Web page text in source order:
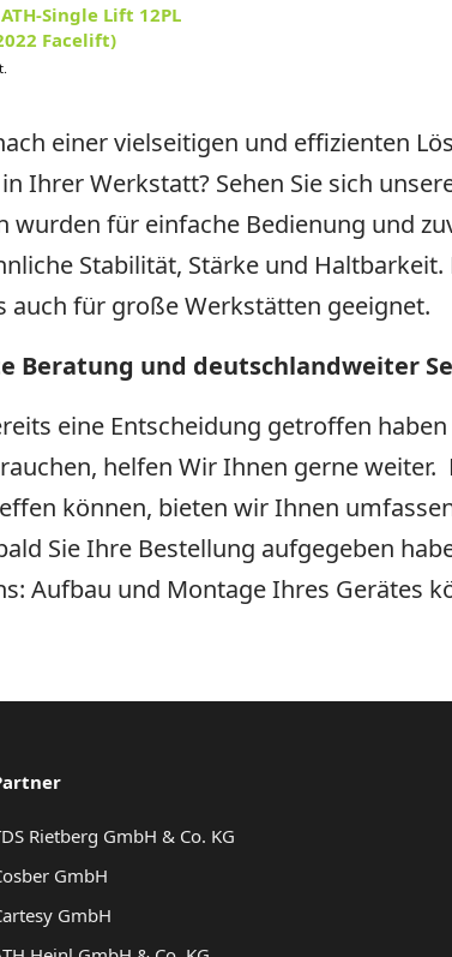
Single Lift 12PL
Facelift)
einer vielseitigen und effizienten
Ihrer Werkstatt? Sehen Sie sich
wurden für einfache Bedienung und
Stabilität, Stärke und
auch für große Werkstätten geeignet.
Beratung und deutschlandweiter
eine Entscheidung getroffen
helfen Wir Ihnen gerne
können, bieten wir Ihnen
Sie Ihre Bestellung aufgegeben
Aufbau und Montage Ihres Gerätes
Rietberg GmbH & Co. KG
GmbH
GmbH